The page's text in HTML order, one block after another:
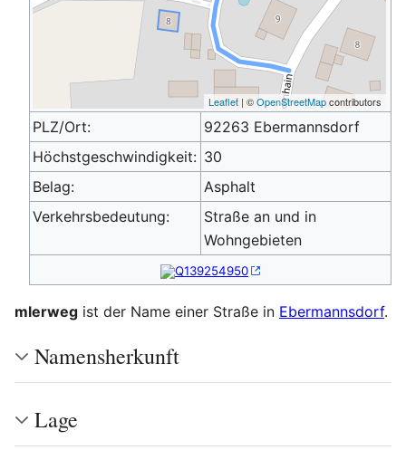
Leaflet | ©OpenStreetMapcontributors
PLZ/Ort:
92263 Ebermannsdorf
Höchstgeschwindigkeit: 30
Belag:
Asphalt
Verkehrsbedeutung:
Straße an und in
Wohngebieten
Q139254950
mlerweg ist der Name einer Straße in Ebermannsdorf.
Namensherkunft
Lage